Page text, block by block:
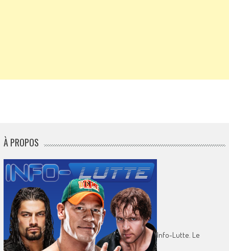
À PROPOS
Info-Lutte. Le